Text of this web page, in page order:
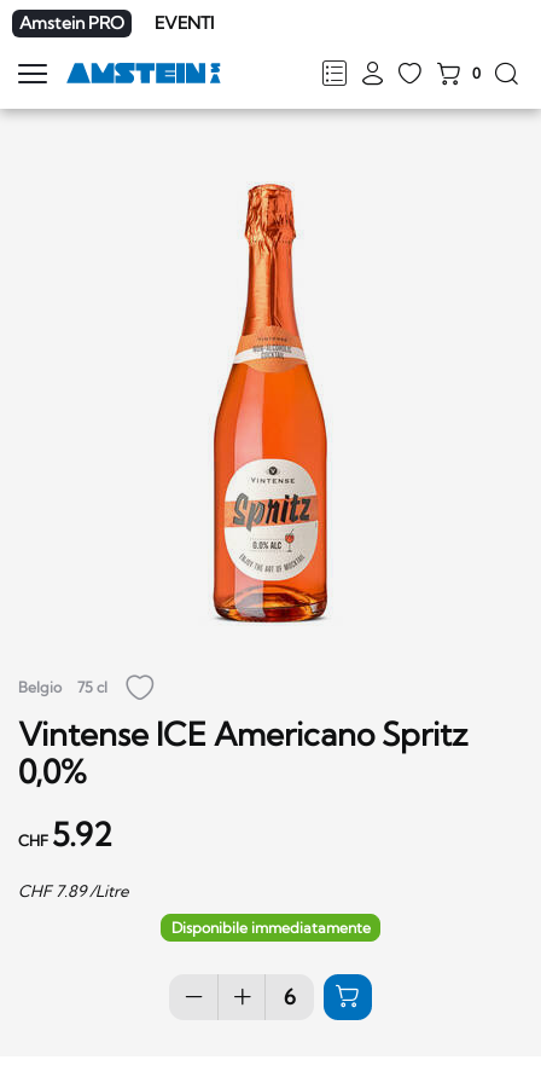
Amstein PRO EVENTI
FRDEENIT
0
Mostra
la
Belgio 75 cl
Vintense ICE Americano Spritz
0,0%
CHF 5.92
CHF 7.89/Litre
Disponibile immediatamente